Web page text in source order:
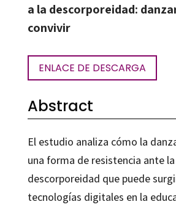
a la descorporeidad:
convivir
ENLACE DE DESCARGA
Abstract
El estudio analiza cómo la
una forma de resistencia ante la
descorporeidad que puede
tecnologías digitales en la